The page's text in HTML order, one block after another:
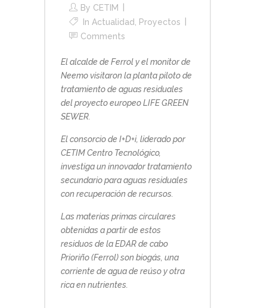
By CETIM
In Actualidad
Proyectos
Comments
El alcalde de Ferrol y el monitor de
Neemo visitaron la planta piloto de
tratamiento de aguas residuales
del proyecto europeo LIFE GREEN
SEWER.
El consorcio de I+D+i, liderado por
CETIM Centro Tecnológico,
investiga un innovador tratamiento
secundario para aguas residuales
con recuperación de recursos.
Las materias primas circulares
obtenidas a partir de estos
residuos de la EDAR de cabo
Prioriño (Ferrol) son biogás, una
corriente de agua de reúso y otra
rica en nutrientes.